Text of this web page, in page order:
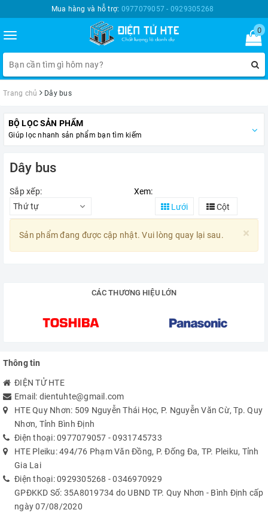
Mua hàng và hỗ trợ: 0977079057 - 0929305268
Toggle
navigation
0
Trang chủ Dây bus
BỘ LỌC SẢN PHẨM
Giúp lọc nhanh sản phẩm bạn tìm kiếm
Dây bus
Sắp xếp:
Thứ tự
Xem:
Lưới
Cột
×
Sản phẩm đang được cập nhật. Vui lòng quay lại sau.
CÁC THƯƠNG HIỆU LỚN
Thông tin
ĐIỆN TỬ HTE
Email: dientuhte@gmail.com
HTE Quy Nhơn: 509 Nguyễn Thái Học, P. Nguyễn Văn Cừ, Tp. Quy
Nhơn, Tỉnh Bình Định
Điện thoại:0977079057 -0931745733
HTE Pleiku: 494/76 Phạm Văn Đồng, P. Đống Đa, TP. Pleiku, Tỉnh
Gia Lai
Điện thoại:0929305268 -0346970929
GPĐKKD Số: 35A8019734 do UBND TP. Quy Nhơn - Bình Định cấp
ngày 07/08/2020